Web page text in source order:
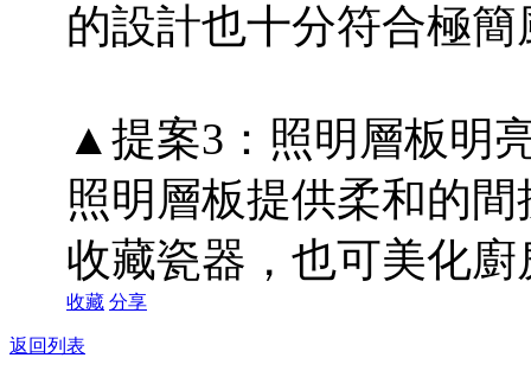
的設計也十分符合極
▲提案3：照明層板明
照明層板提供柔和的
收藏瓷器，也可美化廚
收藏 分享
返回列表